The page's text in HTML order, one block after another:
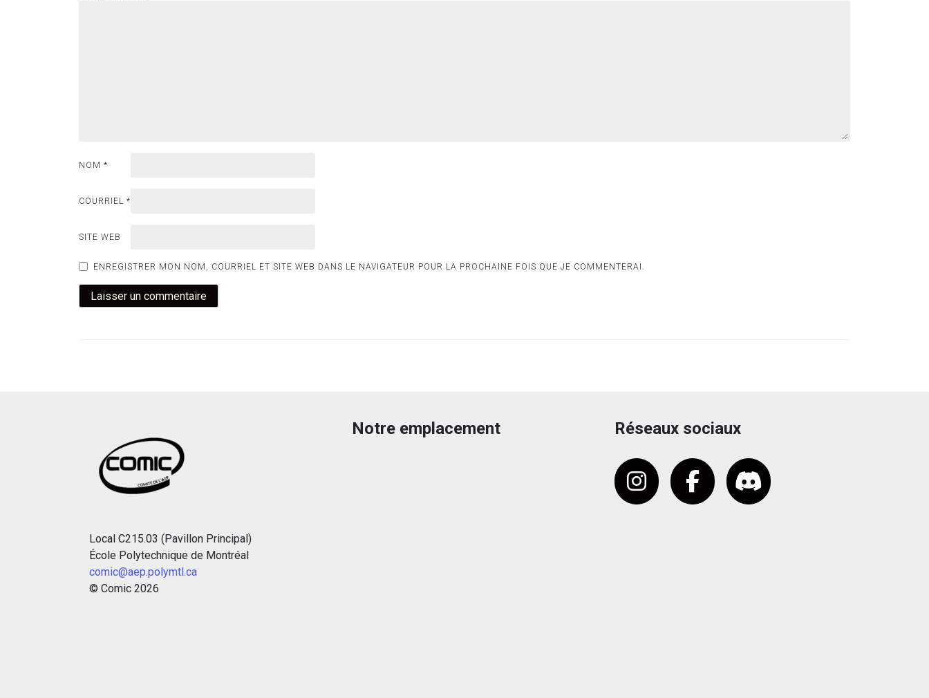
NOM *
COURRIEL *
SITE WEB
ENREGISTRER MON NOM, COURRIEL ET SITE WEB DANS LE NAVIGATEUR POUR LA PROCHAINE FOIS QUE JE COMMENTERAI.
Local C215.03 (Pavillon Principal)
École Polytechnique de Montréal
comic@aep.polymtl.ca
© Comic 2026
Notre emplacement Réseaux sociaux